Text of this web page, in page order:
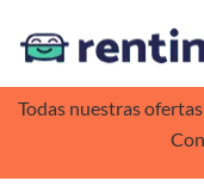
Todas nuestras